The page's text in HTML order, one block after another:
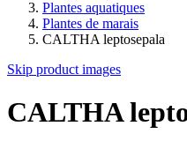
Plantes aquatiques
Plantes de marais
CALTHA leptosepala
Skip product images
CALTHA